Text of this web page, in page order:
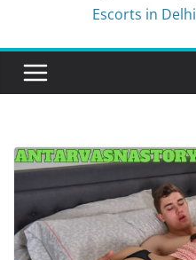
Escorts in Delhi